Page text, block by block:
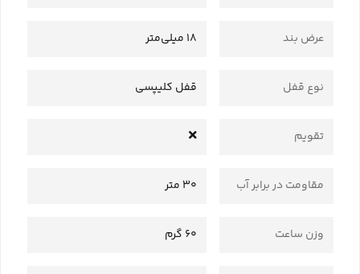
عرض بند 18 میلی‌متر
نوع قفل قفل کلیپسی
تقویم
مقاومت در برابر آب 30 متر
وزن ساعت 60 گرم